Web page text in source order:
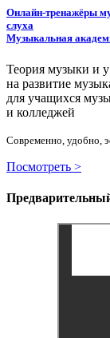
Онлайн-тренажёры
слуха
Музыкальная
Теория музыки и у
на развитие
для учащихся
и колледжей
Современно, удобно,
Посмотреть >